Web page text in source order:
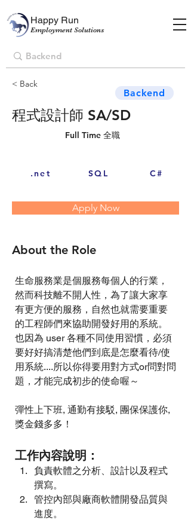
Happy Run
Employment Solutions
< Back
Backend
程式設計師 SA/SD
Full Time 全職
.net SQL C#
Apply Now
About the Role
生命服務業是個服務每個人的行業，
然而科技離不開人性，為了讓大家享
有更方便的服務，自然也就需要重要
的工程師們來協助開發好用的系統。
也因為 user 各種不同使用習慣，必須
要好好搞清楚他們到底是怎麼看待/使
用系統....所以你得要用對方式or問對問
題，才能完成初步的使命喔～
彈性上下班, 通勤有接駁, 團保保護你,
工作內容說明：
負責軟體之分析、設計以及程式
撰寫。
管控內部與廠商軟體開發品質與
進度。